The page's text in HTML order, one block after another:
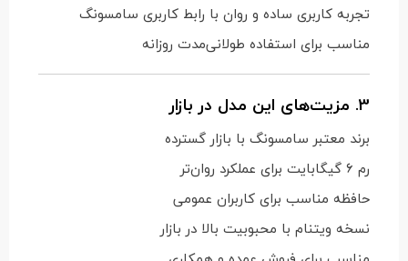
تجربه کاربری ساده و روان با رابط کاربری سامسونگ
مناسب برای استفاده طولانی‌مدت روزانه
3. مزیت‌های این مدل در بازار
برند معتبر سامسونگ با بازار گسترده
رم 6 گیگابایت برای عملکرد روان‌تر
حافظه مناسب برای کاربران عمومی
نسخه ویتنام با محبوبیت بالا در بازار